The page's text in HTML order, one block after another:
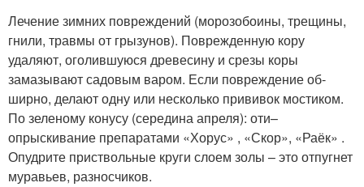
Лечение зим­них повреждений (морозобоины, тре­щины,
гнили, травмы от грызунов). По­врежденную кору
удаляют, оголившую­ся древесину и срезы коры
замазывают садовым варом. Если повреждение об­
ширно, делают одну или несколько при­вивок мостиком.
По зеленому конусу (середина апреля): оти–
опрыскивание препаратами «Хо­рус» , «Скор», «Раёк» .
Опудрите приствольные круги слоем золы – это отпугнет
муравьев, разнос­чиков.